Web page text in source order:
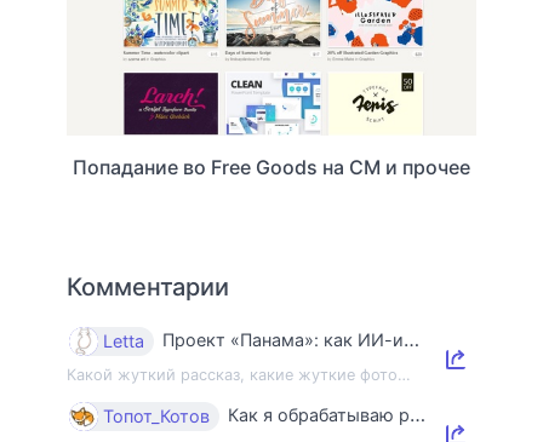
Попадание во Free Goods на СМ и прочее
Комментарии
Letta Проект «Панама»: как ИИ-индустрия уничтожает книги и знания
Какой жуткий рассказ, какие жуткие фото…
Топот_Котов Как я обрабатываю ракушки